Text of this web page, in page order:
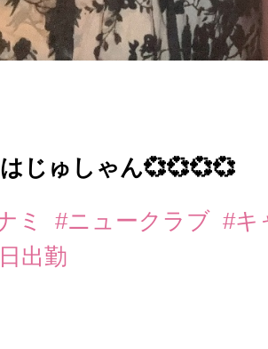
じゅしゃん💞💞💞💞
ミ #ニュークラブ #キ
出勤